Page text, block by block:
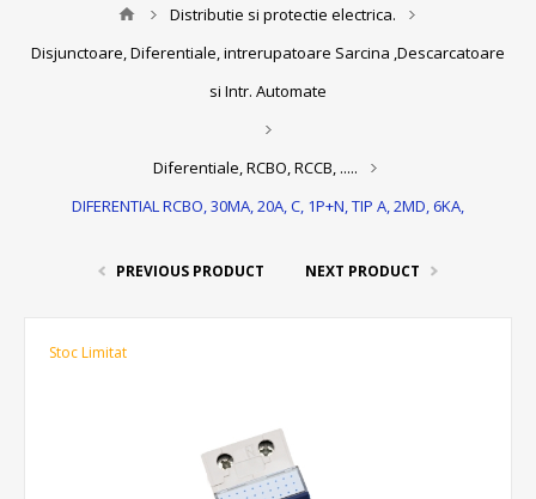
Distributie si protectie electrica.
Disjunctoare, Diferentiale, intrerupatoare Sarcina ,Descarcatoare
si Intr. Automate
Diferentiale, RCBO, RCCB, .....
DIFERENTIAL RCBO, 30MA, 20A, C, 1P+N, TIP A, 2MD, 6KA,
PREVIOUS PRODUCT NEXT PRODUCT
Stoc Limitat